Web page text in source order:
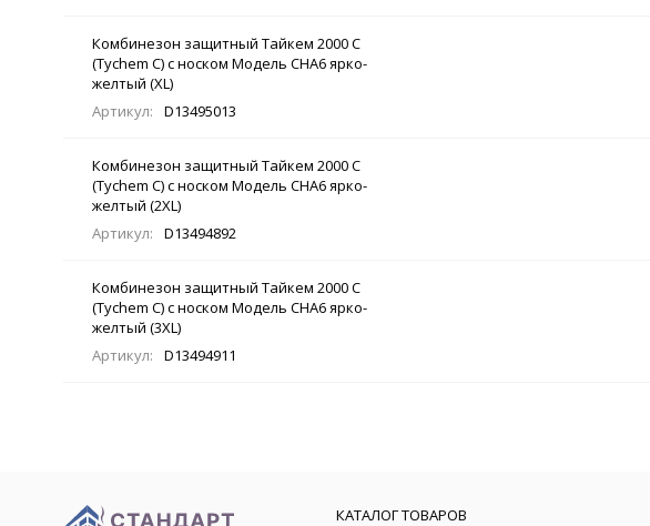
Комбинезон защитный Тайкем 2000 С
(Tychem C) с носком Модель CHA6 ярко-
желтый (XL)
Артикул:
D13495013
Комбинезон защитный Тайкем 2000 С
(Tychem C) с носком Модель CHA6 ярко-
желтый (2XL)
Артикул:
D13494892
Комбинезон защитный Тайкем 2000 С
(Tychem C) с носком Модель CHA6 ярко-
желтый (3XL)
Артикул:
D13494911
КАТАЛОГ ТОВАРОВ